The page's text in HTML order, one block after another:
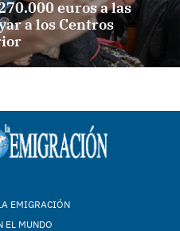
euros a las
a los Centros
EMIGRACIÓN
EL MUNDO